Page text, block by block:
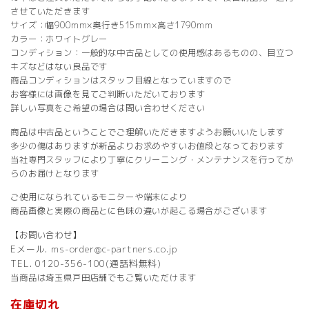
させていただきます
サイズ：幅900mm×奥行き515mm×高さ1790mm
カラー：ホワイトグレー
コンディション：一般的な中古品としての使用感はあるものの、目立つ
キズなどはない良品です
商品コンディションはスタッフ目線となっていますので
お客様には画像を見てご判断いただいております
詳しい写真をご希望の場合は問い合わせください
商品は中古品ということでご理解いただきますようお願いいたします
多少の傷はありますが新品よりお求めやすいお値段となっております
当社専門スタッフにより丁寧にクリーニング・メンテナンスを行ってか
らのお届けとなります
ご使用になられているモニターや端末により
商品画像と実際の商品とに色味の違いが起こる場合がございます
【お問い合わせ】
Eメール. ms-order@c-partners.co.jp
TEL. 0120-356-100(通話料無料)
当商品は埼玉県戸田店舗でもご覧いただけます
在庫切れ